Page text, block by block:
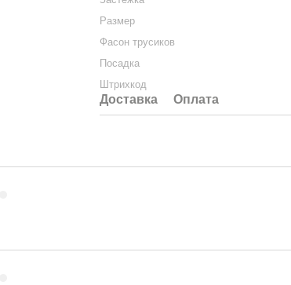
Размер
Фасон трусиков
Посадка
Штрихкод
Доставка Оплата